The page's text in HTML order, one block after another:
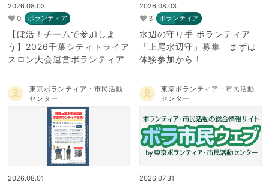
2026.08.03
0 ボランティア
【ぼ活！チームで参加しよ
う】2026千葉シティトライア
スロン大会運営ボランティア
2026.08.03
3 ボランティア
水辺の守り手 ボランティア
「上尾水辺守」募集 まずは
体験参加から！
東京ボランティア・市民活動
センター
2026.08.01
東京ボランティア・市民活動
センター
2026.07.31